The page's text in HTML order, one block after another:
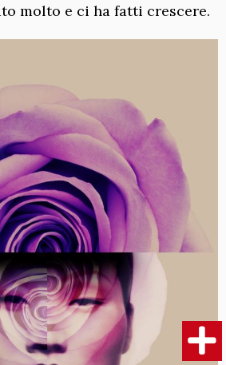
molto e ci ha fatti crescere.